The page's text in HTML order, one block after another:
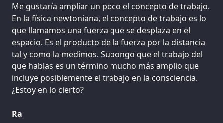
Me gustaría ampliar un poco el concepto de trabajo.
En la física newtoniana, el concepto de trabajo es lo
que llamamos una fuerza que se desplaza en el
espacio. Es el producto de la fuerza por la distancia
tal y como la medimos. Supongo que el trabajo del
que hablas es un término mucho más amplio que
incluye posiblemente el trabajo en la consciencia.
¿Estoy en lo cierto?
Ra